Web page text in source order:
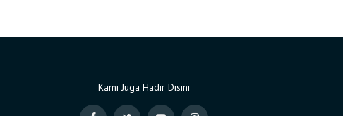
Kami Juga Hadir Disini